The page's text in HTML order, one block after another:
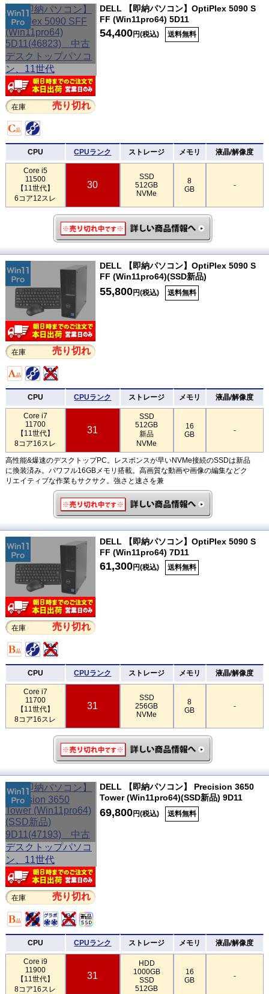
在庫 売り切れ
DELL 【即納パソコン】OptiPlex 5090 S
FF (Win11pro64) 5D11
54,400円(税込) 送料無料
CPU CPUランク ストレージ メモリ 液晶/解像度
Core i5
11500
【11世代】
6コア12スレ
30
SSD
512GB
NVMe
8
GB
-
在庫 売り切れ
DELL 【即納パソコン】OptiPlex 5090 S
FF (Win11pro64)(SSD新品)
55,800円(税込) 送料無料
CPU CPUランク ストレージ メモリ 液晶/解像度
Core i7
11700
【11世代】
8コア16スレ
31
SSD
512GB
新品
NVMe
16
GB
-
高性能&爆速のデスクトップPC。レスポンスが早いNVMe接続のSSDは新品
に換装済み。パワフル16GBメモリ搭載。高画質な動画や画像の編集などク
リエイティブな作業もサクサク。強さと速さを兼
在庫 売り切れ
DELL 【即納パソコン】OptiPlex 5090 S
FF (Win11pro64) 7D11
61,300円(税込) 送料無料
CPU CPUランク ストレージ メモリ 液晶/解像度
Core i7
11700
【11世代】
8コア16スレ
31
SSD
256GB
NVMe
8
GB
-
在庫 売り切れ
DELL 【即納パソコン】 Precision 3650
Tower (Win11pro64)(SSD新品) 9D11
69,800円(税込) 送料無料
CPU CPUランク ストレージ メモリ 液晶/解像度
Core i9
11900
【11世代】
8コア16スレ
31
HDD
1000GB
SSD
512GB
16
GB
-